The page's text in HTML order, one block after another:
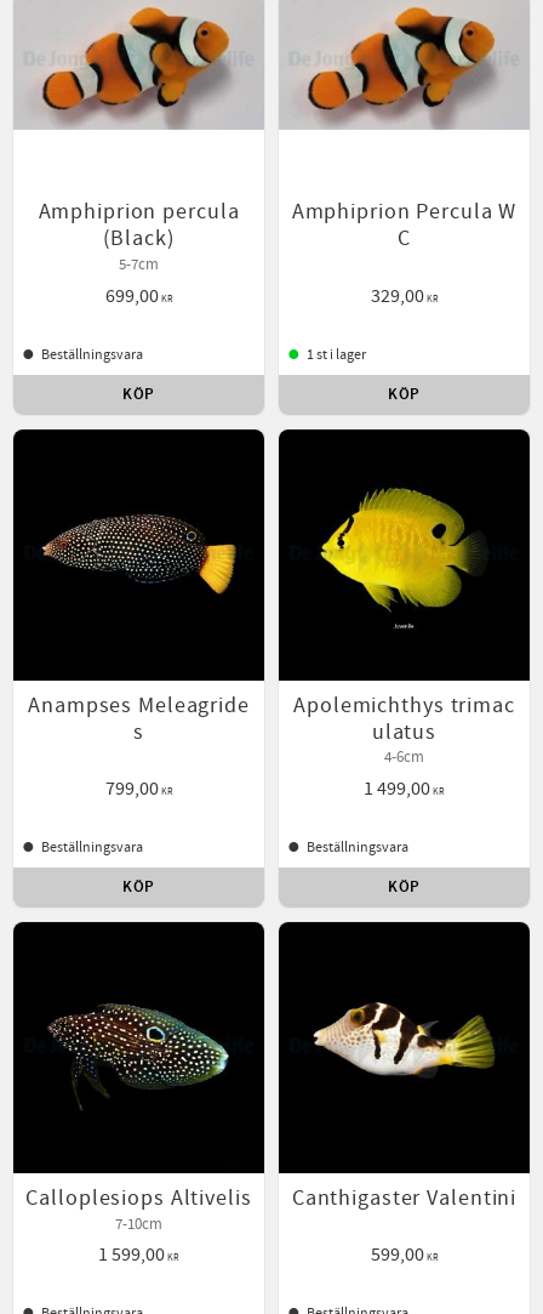
Amphiprion percula
(Black)
5-7cm
699,00KR
Beställningsvara
KÖP
Amphiprion Percula W
C
329,00KR
1 st i lager
KÖP
Anampses Meleagride
s
799,00KR
Beställningsvara
KÖP
Apolemichthys trimac
ulatus
4-6cm
1 499,00KR
Beställningsvara
KÖP
Calloplesiops Altivelis
7-10cm
1 599,00KR
Canthigaster Valentini
599,00KR